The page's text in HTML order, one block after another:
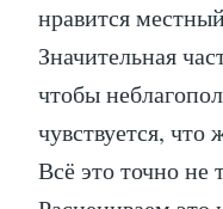
нравится
Значительная
чтобы
чувствуется,
Всё это точно не